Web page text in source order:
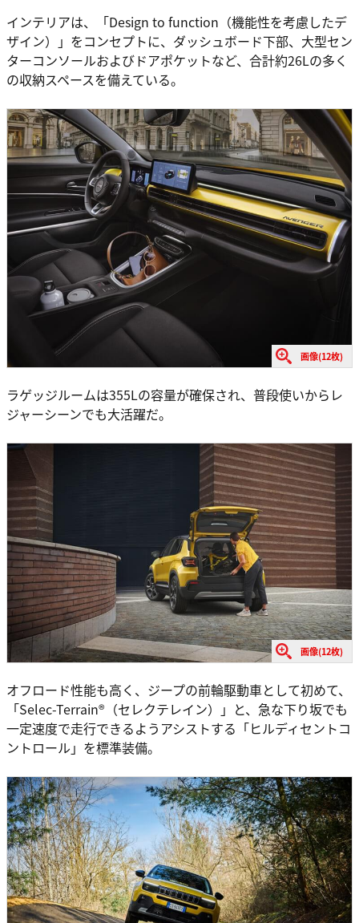
インテリアは、「Design to function（機能性を考慮したデ
ザイン）」をコンセプトに、ダッシュボード下部、大型セン
ターコンソールおよびドアポケットなど、合計約26Lの多く
の収納スペースを備えている。
画像(12枚)
ラゲッジルームは355Lの容量が確保され、普段使いからレ
ジャーシーンでも大活躍だ。
画像(12枚)
オフロード性能も高く、ジープの前輪駆動車として初めて、
「Selec-Terrain®（セレクテレイン）」と、急な下り坂でも
一定速度で走行できるようアシストする「ヒルディセントコ
ントロール」を標準装備。